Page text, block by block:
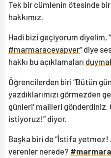
Tek bir cümlenin ötesinde bir
hakkımız.
Hadi bizi geçiyorum diyelim, “
#marmaracevapver” diye
hakkı bu açıklamaları
Öğrencilerden biri “Bütün
yazdıklarımızı görmezden
günleri' mailleri gönderdiniz.
istiyoruz!” diyor.
Başka biri de “İstifa yetmez!
verenler nerede?